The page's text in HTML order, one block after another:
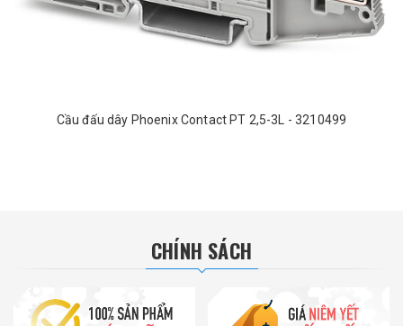
Cầu đấu dây Phoenix Contact PT 2,5-3L - 3210499
CHÍNH SÁCH